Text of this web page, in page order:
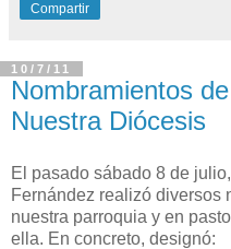
Compartir
10/7/11
Nombramientos
Nuestra Diócesis
El pasado sábado 8 de
Fernández realizó diversos
nuestra parroquia y en
ella. En concreto, designó: